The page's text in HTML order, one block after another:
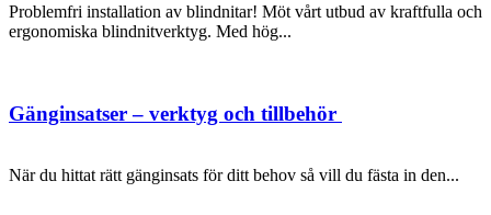
Problemfri installation av blindnitar! Möt vårt utbud av kraftfulla och
ergonomiska blindnitverktyg. Med hög...
Gänginsatser – verktyg och tillbehör
När du hittat rätt gänginsats för ditt behov så vill du fästa in den...